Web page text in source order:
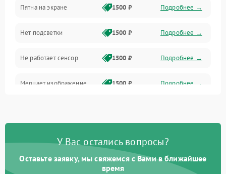
Проблемы с питанием, зарядкой и аккумулятором
Проблемы с работой системы, корпусом и другие
Пятна на экране 1500 ₽ Подробнее →
Нет подсветки 1500 ₽ Подробнее →
Не работает сенсор 1500 ₽ Подробнее →
Мерцает изображение 1500 ₽ Подробнее →
У Вас остались вопросы?
Оставьте заявку, мы свяжемся с Вами в ближайшее
время